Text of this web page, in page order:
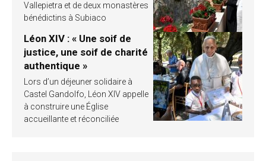
Vallepietra et de deux monastères
bénédictins à Subiaco
Léon XIV : « Une soif de
justice, une soif de charité
authentique »
Lors d’un déjeuner solidaire à
Castel Gandolfo, Léon XIV appelle
à construire une Église
accueillante et réconciliée